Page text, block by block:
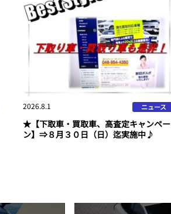
2026.8.1 ニュース
★【下取車・買取車、高査定キャンペー
ン】⇒８月３０日（日）迄実施中♪